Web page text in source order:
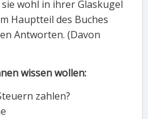
wohl in ihrer Glaskugel
Hauptteil des Buches
Antworten. (Davon
wissen wollen:
zahlen?